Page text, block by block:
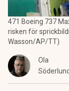
471 Boeing 737
risken för
Wasson/AP/TT)
Ola
Söderlund